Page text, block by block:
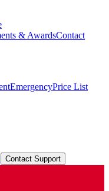
& AwardsContact
EmergencyPrice List
Contact Support